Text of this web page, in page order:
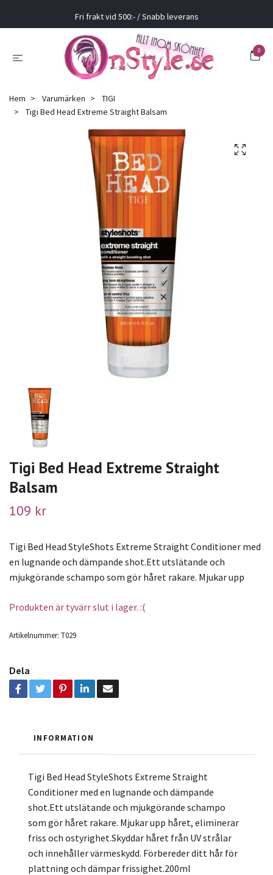
Fri frakt vid 500:- / Snabb leverans
0
Hem Varumärken
TIGI
Tigi Bed Head Extreme Straight Balsam
Tigi Bed Head Extreme Straight
Balsam
109 kr
Tigi Bed Head StyleShots Extreme Straight Conditioner med
en lugnande och dämpande shot.Ett utslätande och
mjukgörande schampo som gör håret rakare. Mjukar upp
Produkten är tyvärr slut i lager. :(
Artikelnummer: T029
Dela
INFORMATION
Tigi Bed Head StyleShots Extreme Straight
Conditioner med en lugnande och dämpande
shot.Ett utslätande och mjukgörande schampo
som gör håret rakare. Mjukar upp håret, eliminerar
friss och ostyrighet.Skyddar håret från UV strålar
och innehåller värmeskydd. Förbereder ditt hår för
plattning och dämpar frissighet.200ml